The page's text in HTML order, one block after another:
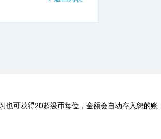
也可获得20超级币每位，金额会自动存入您的账